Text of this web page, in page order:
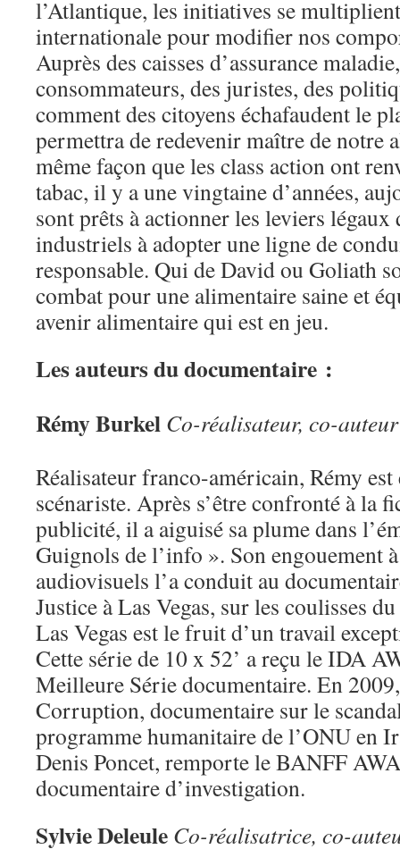
l’Atlantique, les initiatives se
internationale pour modifier nos
Auprès des caisses d’assurance
consommateurs, des juristes, des
comment des citoyens échafaudent le
permettra de redevenir maître de notre
même façon que les class action ont
tabac, il y a une vingtaine d’années,
sont prêts à actionner les leviers
industriels à adopter une ligne de
responsable. Qui de David ou Goliath
combat pour une alimentaire saine et
avenir alimentaire qui est en jeu.
Les auteurs du documentaire :
Rémy Burkel Co-réalisateur, co-auteur
Réalisateur franco-américain, Rémy
scénariste. Après s’être confronté à la
publicité, il a aiguisé sa plume dans
Guignols de l’info ». Son engouement
audiovisuels l’a conduit au
Justice à Las Vegas, sur les coulisses
Las Vegas est le fruit d’un travail
Cette série de 10 x 52’ a reçu le IDA
Meilleure Série documentaire. En
Corruption, documentaire sur le
programme humanitaire de l’ONU en
Denis Poncet, remporte le BANFF
documentaire d’investigation.
Sylvie Deleule Co-réalisatrice, co-